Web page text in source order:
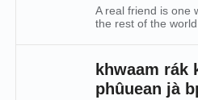
A real friend is one
the rest of the world
khwaam rák
phûuean jà